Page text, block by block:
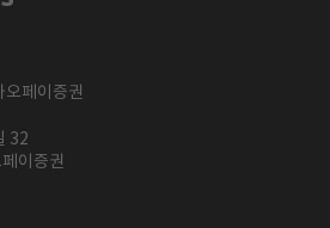
페이증권
32
이증권